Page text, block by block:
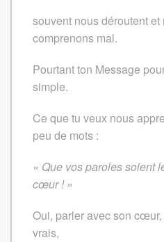
souvent nous déroutent et
comprenons mal.
Pourtant ton Message
simple.
Ce que tu veux nous
peu de mots :
« Que vos paroles soient
cœur ! »
Oui, parler avec son
vrais,